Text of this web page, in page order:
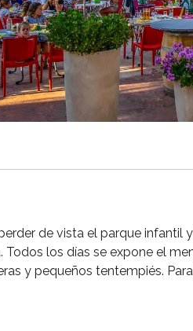
de vista el parque infantil
los días se expone el
y pequeños tentempiés.